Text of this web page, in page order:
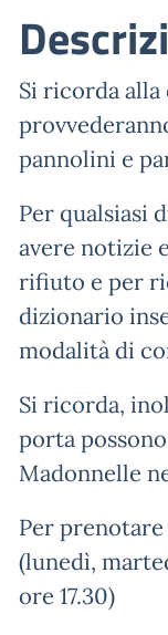
Si ricorda
pannolini e
Per qualsiasi
avere notizie
rifiuto e per
dizionario
modalità di
Si ricorda,
porta
Madonnelle
Per
(lunedì,
ore 17.30)